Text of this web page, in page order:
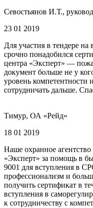
Севостьянов И.Т.,
23 01 2019
Для участия в тендере
срочно понадобился
центра «Эксперт» —
документ больше не у
уровень компетентности
сотрудничать дальше.
Тимур, ОА «Рейд»
18 01 2019
Наше охранное
«Эксперт» за помощь в
9001 для вступления в
профессионализм и
получить сертификат в
вступления в
к сотрудничеству с